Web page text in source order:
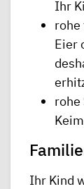
Ihr
rohe
Eier
rohe
Ihr Kind